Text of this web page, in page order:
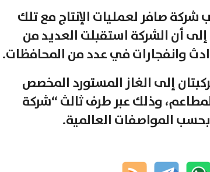
شركة صافر لعمليات الإنتاج مع تلك
أن الشركة استقبلت العديد من
وانفجارات في عدد من المحافظات.
إلى الغاز المستورد المخصص
وذلك عبر طرف ثالث “شركة
المواصفات العالمية.